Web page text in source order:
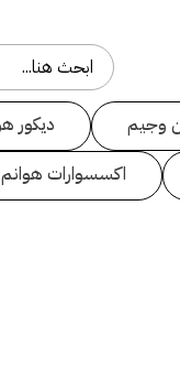
وجيم ديكور
اكسسوارات هوانم